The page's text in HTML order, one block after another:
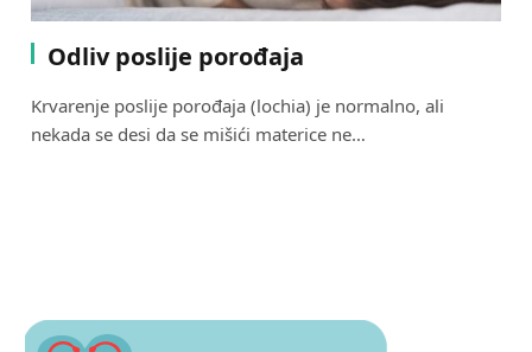
Odliv poslije porođaja
Krvarenje poslije porođaja (lochia) je normalno, ali
nekada se desi da se mišići materice ne…